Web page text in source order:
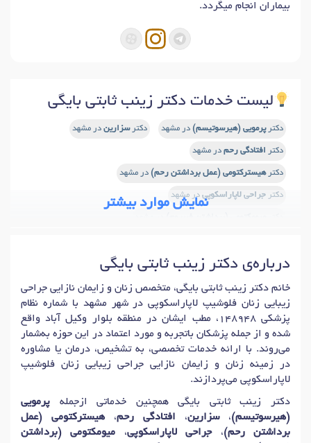
بیماران انجام میگردد.
لیست خدمات دکتر زینب ثابتی بایگی
دکترپرمویی (هیرسوتیسم) در مشهد دکترسزارین در مشهد
دکتر افتادگی رحم در مشهد
دکترهیسترکتومی (عمل برداشتن رحم) در مشهد
دکتر جراحی لاپاراسکوپی در مشهد
دکتردرمان سقط جنین در مشهد
دکتر بستن لوله های زنانه (توبکتومی)در مشهد
دکترD&C (اتساع و کورتاژ) در مشهد
جراحی باز شکم (لاپروتومی) دکتر آدنومیوز در مشهد
دکترافتادگی واژن در مشهد دکترجوانسازی واژندر مشهد
دکتر عمل زیبایی کلیتوریس (هودوپلاستی) در مشهد
برداشتن تخمدان (سالپنگو اوفورکتومی)
دکتریبوستدر مشهد دکتر گاستروانتریت (التهاب معده و روده)در مشهد
دکتر آفتاب سوختگی در مشهد دکتر کک و مک در مشهد
نمایش موارد بیشتر
درباره‌ی دکتر زینب ثابتی بایگی
خانم دکتر زینب ثابتی بایگی، متخصص زنان و زایمان نازایی جراحی
زیبایی زنان فلوشیپ لاپاراسکوپی در شهر مشهد با شماره نظام
پزشکی 148948، مطب ایشان در منطقه بلوار وکیل آباد واقع
شده و از جمله پزشکان باتجربه و مورد اعتماد در این حوزه به‌شمار
می‌روند. با ارائه خدمات تخصصی، به تشخیص، درمان یا مشاوره
در زمینه زنان و زایمان نازایی جراحی زیبایی زنان فلوشیپ
لاپاراسکوپی می‌پردازند.
دکتر زینب ثابتی بایگی همچنین خدماتی ازجمله پرمویی
(هیرسوتیسم)،سزارین، افتادگی رحم،هیسترکتومی (عمل
برداشتن رحم)،جراحی لاپاراسکوپی، میومکتومی (برداشتن